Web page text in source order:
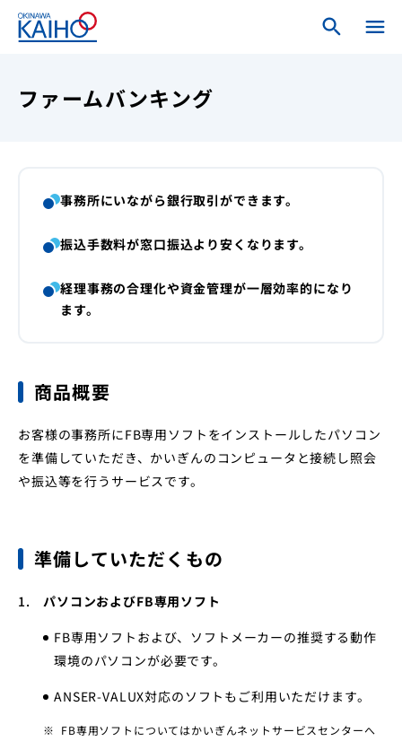
search menu
ホーム
search close
ログインメニュー
個人のお客さま
法人・個人事業主のお客さま
海邦銀行について
店舗・ATM 金利・手数料 よくあるご質問
インフォメーション
ファームバンキング
事務所にいながら銀行取引ができます。
振込手数料が窓口振込より安くなります。
経理事務の合理化や資金管理が一層効率的になり
ます。
商品概要
お客様の事務所にFB専用ソフトをインストールしたパソコン
を準備していただき、かいぎんのコンピュータと接続し照会
や振込等を行うサービスです。
準備していただくもの
1.
パソコンおよびFB専用ソフト
FB専用ソフトおよび、ソフトメーカーの推奨する動作
環境のパソコンが必要です。
ANSER-VALUX対応のソフトもご利用いただけます。
FB専用ソフトについてはかいぎんネットサービスセンターへ